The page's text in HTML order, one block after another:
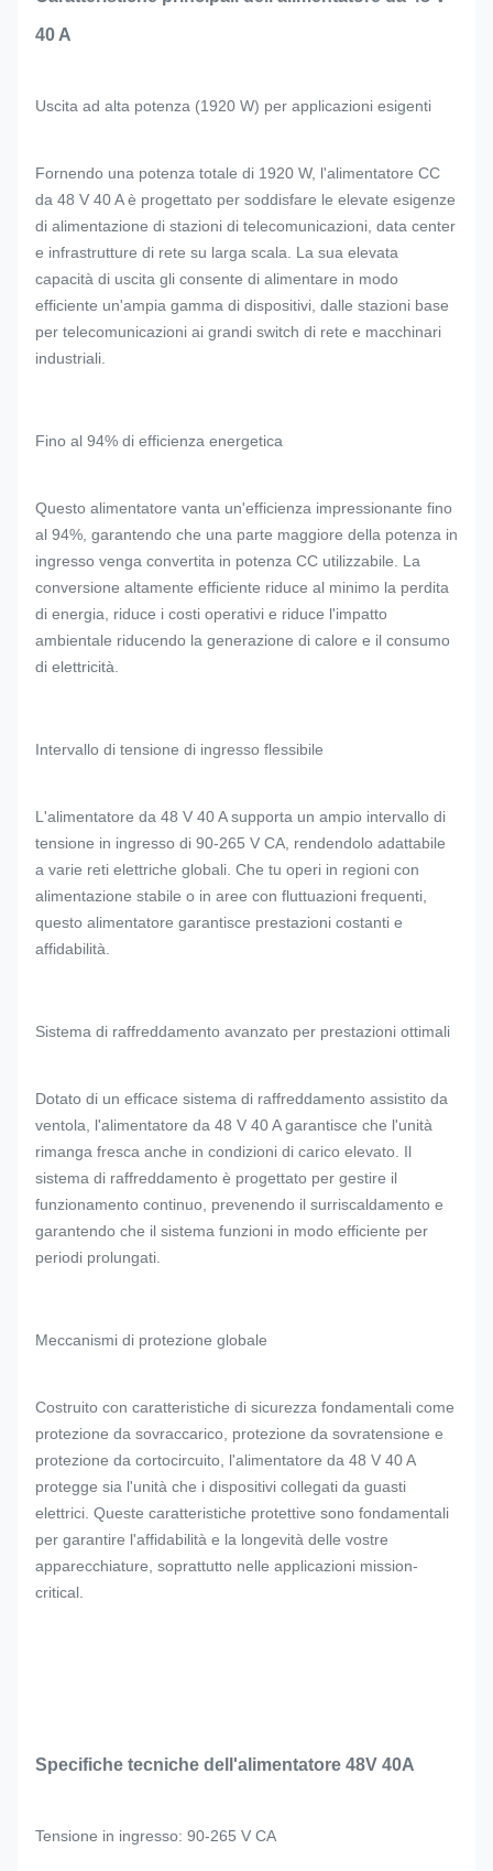
40 A
Uscita ad alta potenza (1920 W) per applicazioni esigenti
Fornendo una potenza totale di 1920 W, l'alimentatore CC
da 48 V 40 A è progettato per soddisfare le elevate esigenze
di alimentazione di stazioni di telecomunicazioni, data center
e infrastrutture di rete su larga scala. La sua elevata
capacità di uscita gli consente di alimentare in modo
efficiente un'ampia gamma di dispositivi, dalle stazioni base
per telecomunicazioni ai grandi switch di rete e macchinari
industriali.
Fino al 94% di efficienza energetica
Questo alimentatore vanta un'efficienza impressionante fino
al 94%, garantendo che una parte maggiore della potenza in
ingresso venga convertita in potenza CC utilizzabile. La
conversione altamente efficiente riduce al minimo la perdita
di energia, riduce i costi operativi e riduce l'impatto
ambientale riducendo la generazione di calore e il consumo
di elettricità.
Intervallo di tensione di ingresso flessibile
L'alimentatore da 48 V 40 A supporta un ampio intervallo di
tensione in ingresso di 90-265 V CA, rendendolo adattabile
a varie reti elettriche globali. Che tu operi in regioni con
alimentazione stabile o in aree con fluttuazioni frequenti,
questo alimentatore garantisce prestazioni costanti e
affidabilità.
Sistema di raffreddamento avanzato per prestazioni ottimali
Dotato di un efficace sistema di raffreddamento assistito da
ventola, l'alimentatore da 48 V 40 A garantisce che l'unità
rimanga fresca anche in condizioni di carico elevato. Il
sistema di raffreddamento è progettato per gestire il
funzionamento continuo, prevenendo il surriscaldamento e
garantendo che il sistema funzioni in modo efficiente per
periodi prolungati.
Meccanismi di protezione globale
Costruito con caratteristiche di sicurezza fondamentali come
protezione da sovraccarico, protezione da sovratensione e
protezione da cortocircuito, l'alimentatore da 48 V 40 A
protegge sia l'unità che i dispositivi collegati da guasti
elettrici. Queste caratteristiche protettive sono fondamentali
per garantire l'affidabilità e la longevità delle vostre
apparecchiature, soprattutto nelle applicazioni mission-
critical.
Specifiche tecniche dell'alimentatore 48V 40A
Tensione in ingresso: 90-265 V CA